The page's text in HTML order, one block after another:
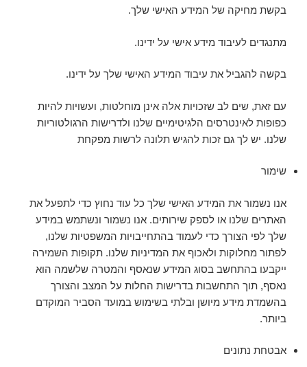
בקשת מחיקה של המידע האישי שלך.
מתנגדים לעיבוד מידע אישי על ידינו.
בקשה להגביל את עיבוד המידע האישי שלך על ידינו.
עם זאת, שים לב שזכויות אלה אינן מוחלטות, ועשויות להיות
כפופות לאינטרסים הלגיטימיים שלנו ולדרישות הרגולטוריות
שלנו. יש לך גם זכות להגיש תלונה לרשות מפקחת
שימור
אנו נשמור את המידע האישי שלך כל עוד נחוץ כדי לתפעל את
האתרים שלנו או לספק שירותים. אנו נשמור ונשתמש במידע
שלך לפי הצורך כדי לעמוד בהתחייבויות המשפטיות שלנו,
לפתור מחלוקות ולאכוף את המדיניות שלנו. תקופות השמירה
ייקבעו בהתחשב בסוג המידע שנאסף והמטרה שלשמה הוא
נאסף, תוך התחשבות בדרישות החלות על המצב והצורך
בהשמדת מידע מיושן ובלתי בשימוש במועד הסביר המוקדם
ביותר.
אבטחת נתונים